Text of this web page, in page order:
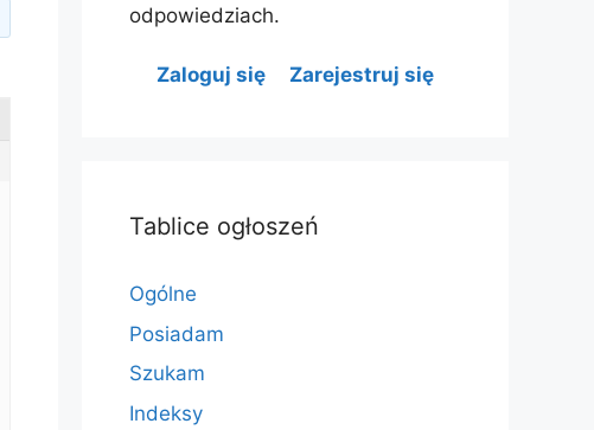
odpowiedziach.
Zaloguj się Zarejestruj się
Tablice ogłoszeń
Ogólne
Posiadam
Szukam
Indeksy